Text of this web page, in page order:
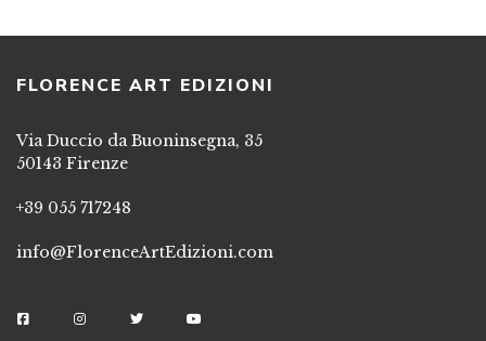
FLORENCE ART EDIZIONI
Via Duccio da Buoninsegna, 35
50143 Firenze
+39 055 717248
info@FlorenceArtEdizioni.com